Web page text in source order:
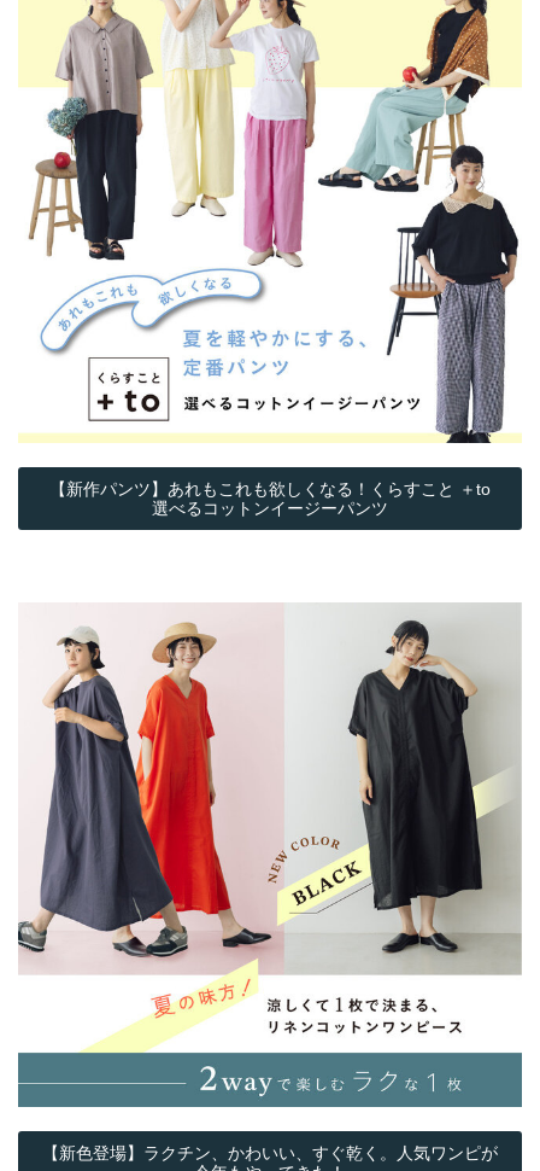
【新作パンツ】あれもこれも欲しくなる！くらすこと ＋to
選べるコットンイージーパンツ
【新色登場】ラクチン、かわいい、すぐ乾く。人気ワンピが